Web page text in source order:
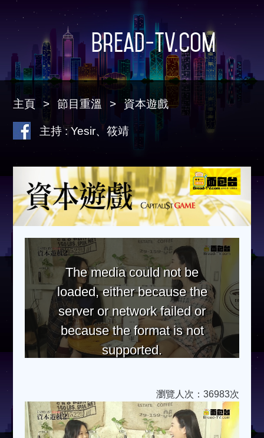
Bread-TV.com
主頁 節目重溫 資本遊戲
主持 : Yesir、筱靖
The media could not be
loaded, either because the
server or network failed or
because the format is not
supported.
瀏覽人次：36983次